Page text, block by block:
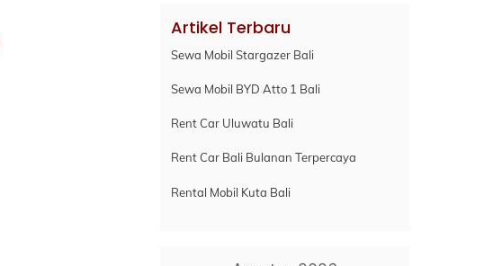
Artikel Terbaru
Sewa Mobil Stargazer Bali
Sewa Mobil BYD Atto 1 Bali
Rent Car Uluwatu Bali
Rent Car Bali Bulanan Terpercaya
Rental Mobil Kuta Bali